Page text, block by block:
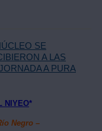
SE
A LAS
A PURA
NIYEO*
Negro –